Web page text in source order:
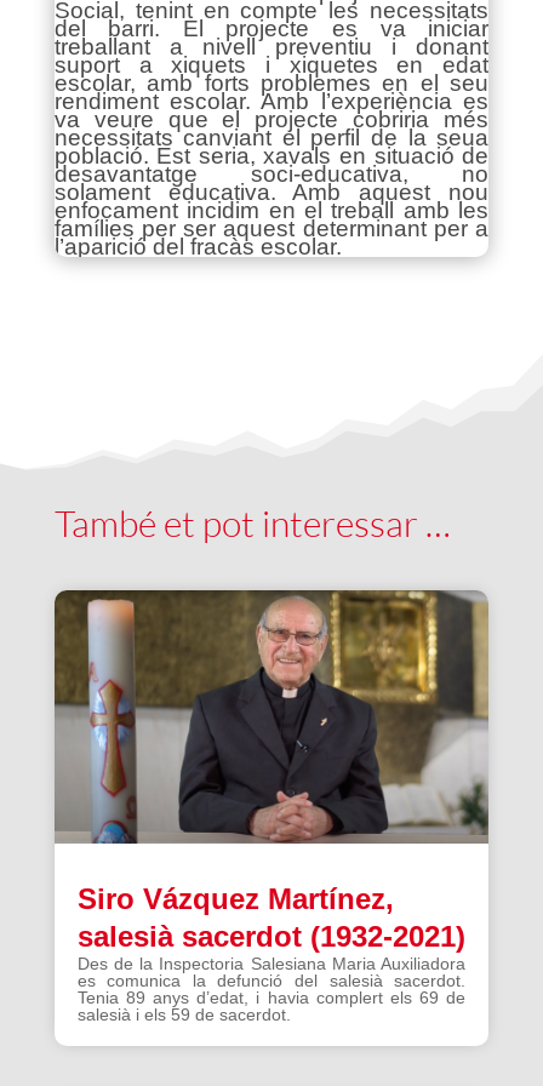
Social, tenint en compte les necessitats
del barri. El projecte es va iniciar
treballant a nivell preventiu i donant
suport a xiquets i xiquetes en edat
escolar, amb forts problemes en el seu
rendiment escolar. Amb l’experiència es
va veure que el projecte cobriria més
necessitats canviant el perfil de la seua
població. Est seria, xavals en situació de
desavantatge soci-educativa, no
solament educativa. Amb aquest nou
enfocament incidim en el treball amb les
famílies per ser aquest determinant per a
l’aparició del fracàs escolar.
També et pot interessar …
Siro Vázquez Martínez,
salesià sacerdot (1932-2021)
Des de la Inspectoria Salesiana Maria Auxiliadora
es comunica la defunció del salesià sacerdot.
Tenia 89 anys d’edat, i havia complert els 69 de
salesià i els 59 de sacerdot.